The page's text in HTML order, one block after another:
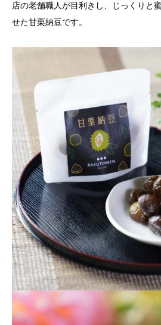
店の老舗職人が目利きし、じっくりと
せた甘栗納豆です。